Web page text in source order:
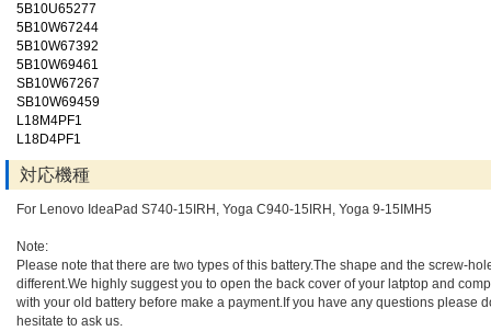
5B10U65277
5B10W67244
5B10W67392
5B10W69461
SB10W67267
SB10W69459
L18M4PF1
L18D4PF1
対応機種
For Lenovo IdeaPad S740-15IRH, Yoga C940-15IRH, Yoga 9-15IMH5
Note:
Please note that there are two types of this battery.The shape and the screw-
different.We highly suggest you to open the back cover of your latptop and
with your old battery before make a payment.If you have any questions please
hesitate to ask us.